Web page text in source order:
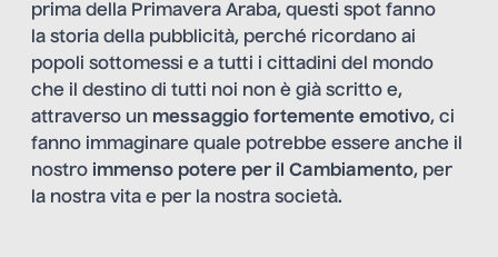
prima della Primavera Araba, questi spot fanno
la storia della pubblicità, perché ricordano ai
popoli sottomessi e a tutti i cittadini del mondo
che il destino di tutti noi non è già scritto e,
attraverso un messaggio fortemente emotivo, ci
fanno immaginare quale potrebbe essere anche il
nostro immenso potere per il Cambiamento, per
la nostra vita e per la nostra società.